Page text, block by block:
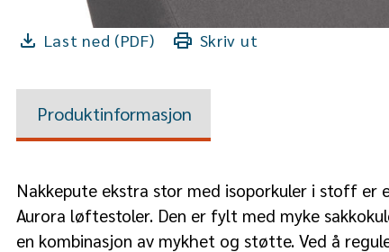
Last ned (PDF) Skriv ut
Produktinformasjon
Nakkepute ekstra stor med isoporkuler i stoff
Aurora løftestoler. Den er fylt med myke
en kombinasjon av mykhet og støtte. Ved å